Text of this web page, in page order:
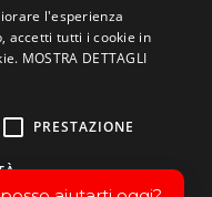
TRA ENTI
1
2
l'esperienza
accetti tutti i cookie in
MOSTRA DETTAGLI
PRESTAZIONE